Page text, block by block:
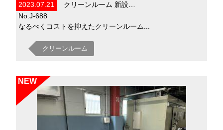
2023.07.21
クリーンルーム 新設…
No.J-688
なるべくコストを抑えたクリーンルーム...
クリーンルーム
NEW